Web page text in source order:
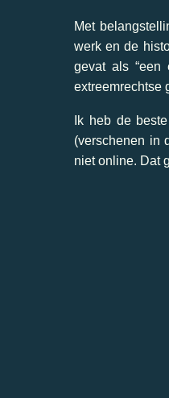
Met
werk en de
gevat als “een
extreemrechtse
Ik heb de
(verschenen in
niet online. Dat